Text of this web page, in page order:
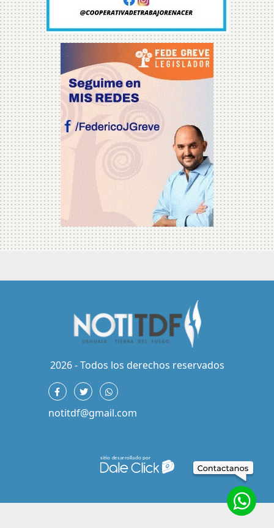
2026 - Todos los derechos reservados
notitdf@gmail.com